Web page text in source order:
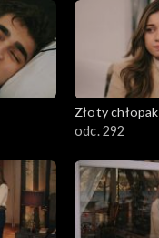
Złoty chłopak
odc. 292